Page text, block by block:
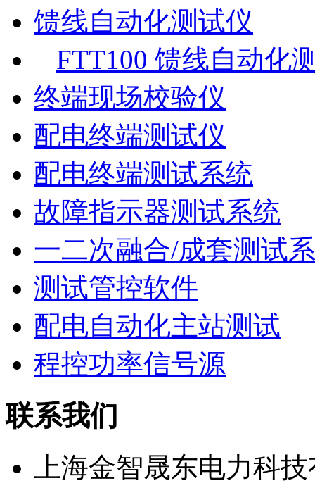
馈线自动化测试仪
FTT100 馈线自动化
终端现场校验仪
配电终端测试仪
配电终端测试系统
故障指示器测试系统
一二次融合/成套测试
测试管控软件
配电自动化主站测试
程控功率信号源
联系我们
上海金智晟东电力科